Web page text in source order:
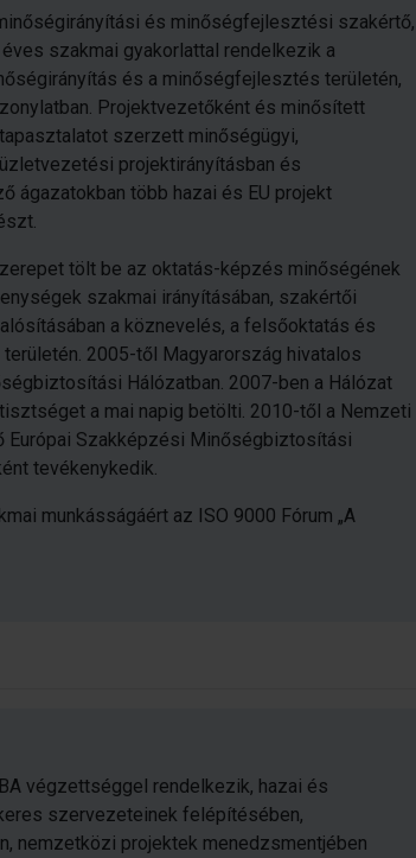
és minőségfejlesztési szakértő,
éves szakmai gyakorlattal rendelkezik a
és a minőségfejlesztés területén,
Projektvezetőként és minősített
szerzett minőségügyi,
projektirányításban és
ágazatokban több hazai és EU projekt
tölt be az oktatás-képzés minőségének
szakmai irányításában, szakértői
a köznevelés, a felsőoktatás és
területén. 2005-től Magyarország hivatalos
Hálózatban. 2007-ben a Hálózat
a mai napig betölti. 2010-től a Nemzeti
Európai Szakképzési Minőségbiztosítási
tevékenykedik.
munkásságáért az ISO 9000 Fórum „A
végzettséggel rendelkezik, hazai és
szervezeteinek felépítésében,
nemzetközi projektek menedzsmentjében